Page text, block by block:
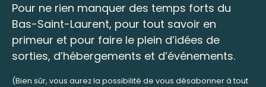
Pour ne rien manquer des temps forts du
Bas-Saint-Laurent, pour tout savoir en
primeur et pour faire le plein d’idées de
sorties, d’hébergements et d’événements.
(Bien sûr, vous aurez la possibilité de vous désabonner à tout